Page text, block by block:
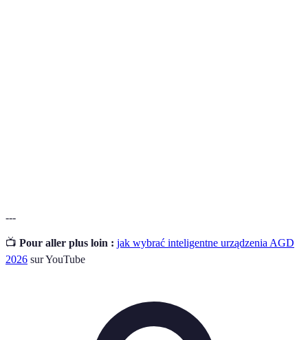
---
📺 Pour aller plus loin : jak wybrać inteligentne urządzenia AGD
2026 sur YouTube